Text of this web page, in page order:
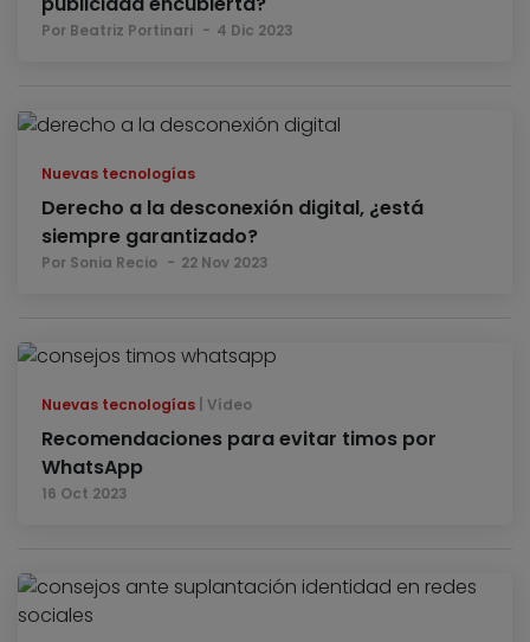
Por Beatriz Portinari 4 Dic 2023
Nuevas tecnologías
Derecho a la desconexión digital, ¿está
siempre garantizado?
Por Sonia Recio 22 Nov 2023
Nuevas tecnologías Vídeo
Recomendaciones para evitar timos por
WhatsApp
16 Oct 2023